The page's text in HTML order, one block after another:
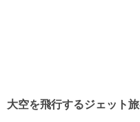
大空を飛行するジェット